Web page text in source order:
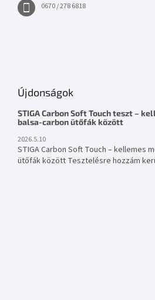
0670 / 278 6818
Újdonságok
STIGA Carbon Soft Touch teszt –
balsa-carbon ütőfák között
2026.5.10
STIGA Carbon Soft Touch – kellemes
ütőfák között Tesztelésre hozzám